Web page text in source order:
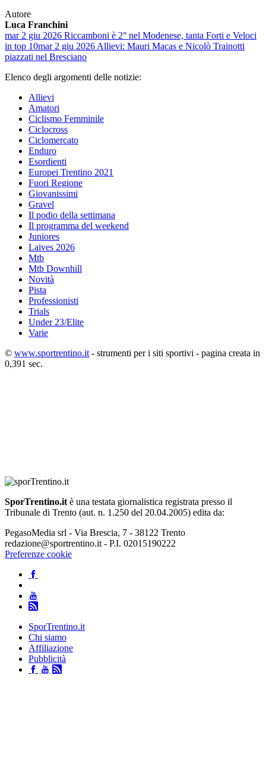
Autore
Luca Franchini
mar 2 giu 2026 Riccamboni è 2° nel Modenese, tanta Forti e Veloci
in top 10mar 2 giu 2026 Allievi: Mauri Macas e Nicolò Trainotti
piazzati nel Bresciano
Elenco degli argomenti delle notizie:
Allievi
Amatori
Ciclismo Femminile
Ciclocross
Ciclomercato
Enduro
Esordienti
Europei Trentino 2021
Fuori Regione
Giovanissimi
Gravel
Il podio della settimana
Il programma del weekend
Juniores
Laives 2026
Mtb
Mtb Downhill
Novità
Pista
Professionisti
Trials
Under 23/Elite
Varie
© www.sportrentino.it - strumenti per i siti sportivi - pagina creata in
0,391 sec.
SporTrentino.it è una testata giornalistica registrata presso il
Tribunale di Trento (aut. n. 1.250 del 20.04.2005) edita da:
PegasoMedia srl - Via Brescia, 7 - 38122 Trento
redazione@sportrentino.it - P.I. 02015190222
Preferenze cookie
SporTrentino.it
Chi siamo
Affiliazione
Pubblicità